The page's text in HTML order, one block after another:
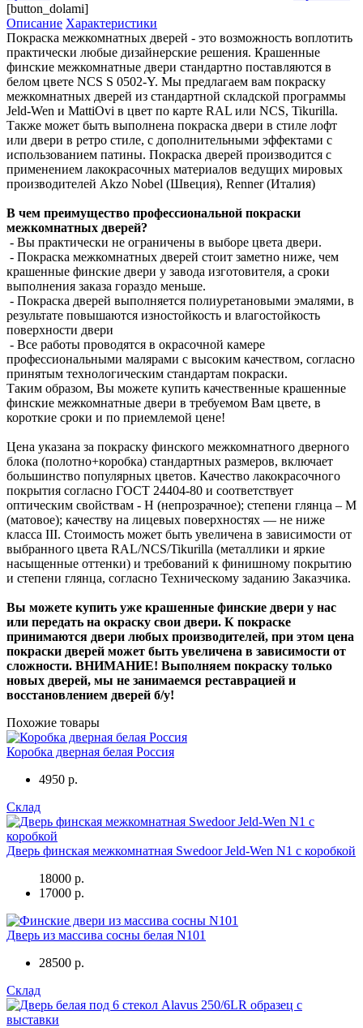
[button_dolami]
Описание Характеристики
Покраска межкомнатных дверей - это возможность воплотить
практически любые дизайнерские решения. Крашенные
финские межкомнатные двери стандартно поставляются в
белом цвете NCS S 0502-Y. Мы предлагаем вам покраску
межкомнатных дверей из стандартной складской программы
Jeld-Wen и MattiOvi в цвет по карте RAL или NCS, Tikurilla.
Также может быть выполнена покраска двери в стиле лофт
или двери в ретро стиле, с дополнительными эффектами с
использованием патины. Покраска дверей производится с
применением лакокрасочных материалов ведущих мировых
производителей Akzo Nobel (Швеция), Renner (Италия)
В чем преимущество профессиональной покраски
межкомнатных дверей?
- Вы практически не ограничены в выборе цвета двери.
- Покраска межкомнатных дверей стоит заметно ниже, чем
крашенные финские двери у завода изготовителя, а сроки
выполнения заказа гораздо меньше.
- Покраска дверей выполняется полиуретановыми эмалями, в
результате повышаются изностойкость и влагостойкость
поверхности двери
- Все работы проводятся в окрасочной камере
профессиональными малярами с высоким качеством, согласно
принятым технологическим стандартам покраски.
Таким образом, Вы можете купить качественные крашенные
финские межкомнатные двери в требуемом Вам цвете, в
короткие сроки и по приемлемой цене!
Цена указана за покраску финского межкомнатного дверного
блока (полотно+коробка) стандартных размеров, включает
большинство популярных цветов. Качество лакокрасочного
покрытия согласно ГОСТ 24404-80 и соответствует
оптическим свойствам - Н (непрозрачное); степени глянца – М
(матовое); качеству на лицевых поверхностях — не ниже
класса III. Стоимость может быть увеличена в зависимости от
выбранного цвета RAL/NCS/Tikurilla (металлики и яркие
насыщенные оттенки) и требований к финишному покрытию
и степени глянца, согласно Техническому заданию Заказчика.
Вы можете купить уже крашенные финские двери у нас
или передать на окраску свои двери. К покраске
принимаются двери любых производителей, при этом цена
покраски дверей может быть увеличена в зависимости от
сложности. ВНИМАНИЕ! Выполняем покраску только
новых дверей, мы не занимаемся реставрацией и
восстановлением дверей б/у!
Похожие товары
Коробка дверная белая Россия
4950 р.
Склад
Дверь финская межкомнатная Swedoor Jeld-Wen N1 с коробкой
18000 р.
17000 р.
Дверь из массива сосны белая N101
28500 р.
Склад